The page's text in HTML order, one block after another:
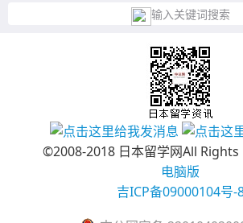
输入关键词搜索
©2008-2018 日本留学网All Rights
电脑版
吉ICP备09000104号-